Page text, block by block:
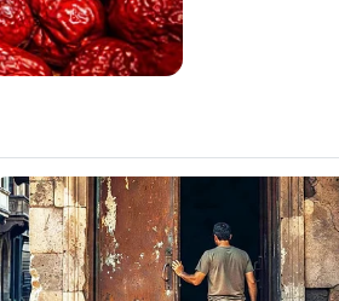
baru lulus dari Cushing Academy,